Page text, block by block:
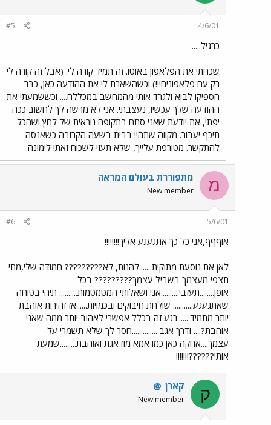
4/6/01
#5
כרגיל.....
שכחתי את הפלאפון באוטו. זה תמיד קורה לי. (אבל זה קורה לי
רק עם פלאפונים!!!) וכשהשארת לי את ההודעה כאן, כבר
הספיקו לבוא ולגרד אותי מהמחשב במכללה.... וכששמעתי את
ההודעה שלך עכשיו, נעצבתי. אני לא מרשה לך לחשוב ככה
יפתי, את יודעת שאני סתם בתקופה נוראית של לחץ ושהכל
תיכף יעבור. מקווה שתהיי בבית בשעה הקרובה כשאנסה
להתקשר. מטורפת עלייך, שלא תעזי לשכוח זאת! לימונה
מ מתפוררת בעולם המראה
New member
5/6/01
#6
אוףףף,אני כל כך אתגעגע אליך!!!!!!!!
לאן את נוסעת מתוקית.......להנות, לא????????? חמודה שלי,מתי
תצפי מעצמך בשביל עצמך????????? בכל
אופן........תעזבי..........אני ושאלותי המטמטמות.......... תיהי בטוחה
שאתגעגע........... שולחת חיבוקים ובכמויות......אז זהירות אוהבת
יותר מתמיד.......רגע זה בכלל אפשרי לאהוב יותר ממה שאני
אוהבת?.... ודרך אגב...............חסר לך שלא תשמרי על
עצמך....אחקה כאן כמו אמא מודאגת ואוהבת.........שמעת
אותי??????!!!!!!!
ק קארן_@
New member